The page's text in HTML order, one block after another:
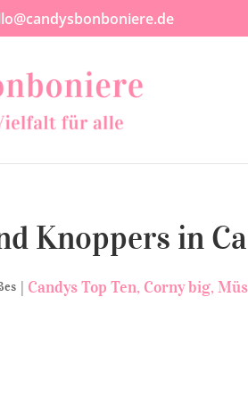
Knoppers in
| Candys Top Ten Corny big